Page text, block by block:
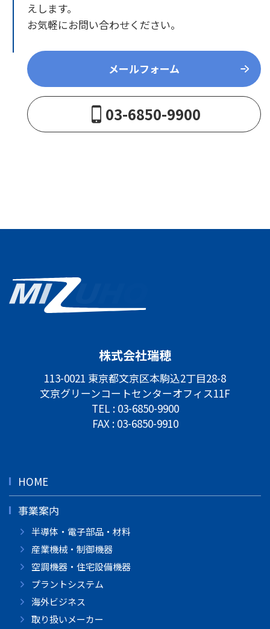
えします。
お気軽にお問い合わせください。
メールフォーム
03-6850-9900
株式会社瑞穂
113-0021 東京都文京区本駒込2丁目28-8
文京グリーンコートセンターオフィス11F
TEL : 03-6850-9900
FAX : 03-6850-9910
HOME
事業案内
半導体・電子部品・材料
産業機械・制御機器
空調機器・住宅設備機器
プラントシステム
海外ビジネス
取り扱いメーカー